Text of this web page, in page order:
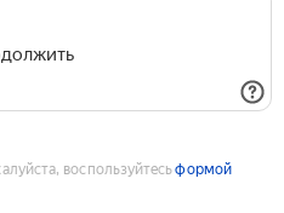
воспользуйтесьформой